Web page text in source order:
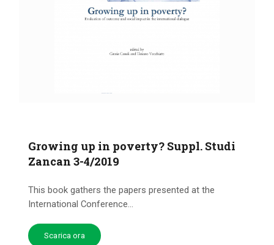
Growing up in poverty? Suppl. Studi
Zancan 3-4/2019
This book gathers the papers presented at the
International Conference...
Scarica ora